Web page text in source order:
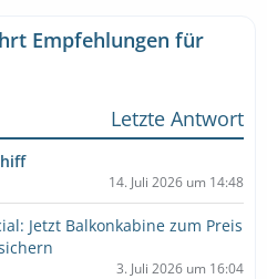
Empfehlungen für
Letzte Antwort
14. Juli 2026 um 14:48
Jetzt Balkonkabine zum Preis
3. Juli 2026 um 16:04